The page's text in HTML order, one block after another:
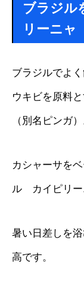
ブラジ
リーニャ
ブラジルでよ
ウキビを原料
（別名ピンガ）
カシャーサを
ル カイピリー
暑い日差しを
高です。